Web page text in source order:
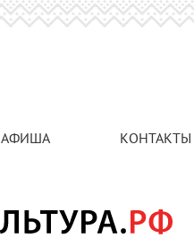
АФИША КОНТАКТЫ